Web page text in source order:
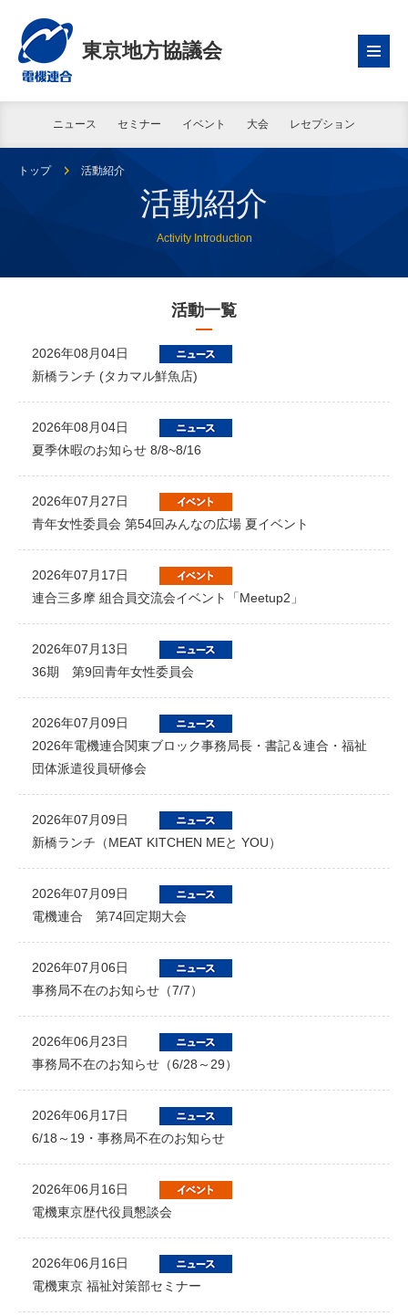
東京地方協議会
ニュース セミナー イベント 大会 レセプション
トップ 活動紹介
活動紹介
Activity Introduction
活動一覧
2026年08月04日
新橋ランチ (タカマル鮮魚店)
2026年08月04日
夏季休暇のお知らせ 8/8~8/16
2026年07月27日
青年女性委員会 第54回みんなの広場 夏イベント
2026年07月17日
連合三多摩 組合員交流会イベント「Meetup2」
2026年07月13日
36期 第9回青年女性委員会
2026年07月09日
2026年電機連合関東ブロック事務局長・書記＆連合・福祉
団体派遣役員研修会
2026年07月09日
新橋ランチ（MEAT KITCHEN MEと YOU）
2026年07月09日
電機連合 第74回定期大会
2026年07月06日
事務局不在のお知らせ（7/7）
2026年06月23日
事務局不在のお知らせ（6/28～29）
2026年06月17日
6/18～19・事務局不在のお知らせ
2026年06月16日
電機東京歴代役員懇談会
2026年06月16日
電機東京 福祉対策部セミナー